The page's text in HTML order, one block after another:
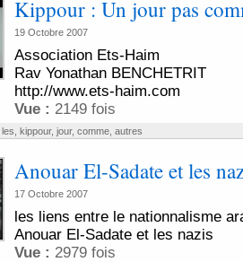
Kippour : Un jour pas
19 Octobre 2007
Association Ets-Haim
Rav Yonathan BENCHETRIT
http://www.ets-haim.com
Vue : 2149 fois
les kippour, jour, comme, autres
Anouar El-Sadate et les
17 Octobre 2007
les liens entre le nationnalisme
Anouar El-Sadate et les nazis
Vue : 2979 fois